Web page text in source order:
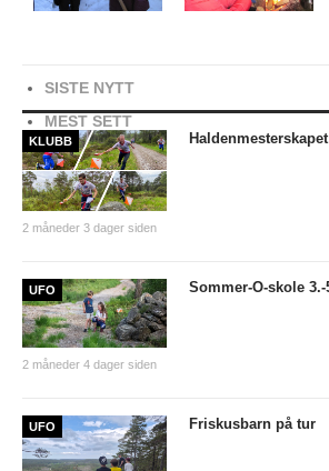
Ny på o-løp?
Grenserittet
BARNEIDRETT
Påmeldingsskjema 2026/2027
SKI
Informasjon
SISTE NYTT
MEST SETT
KLUBB
2 måneder 3 dager siden
UFO
2 måneder 4 dager siden
Sommer-O-skole
UFO Friskusbarn på tur